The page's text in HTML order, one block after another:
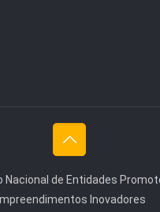
Nacional de Entidades
Inovadores